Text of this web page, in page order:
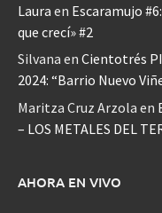
Laura en Escaramujo
que crecí» #2
Silvana en Cientotrés
2024: “Barrio Nuevo
Maritza Cruz Arzola en
– LOS METALES DEL
AHORA EN VIVO